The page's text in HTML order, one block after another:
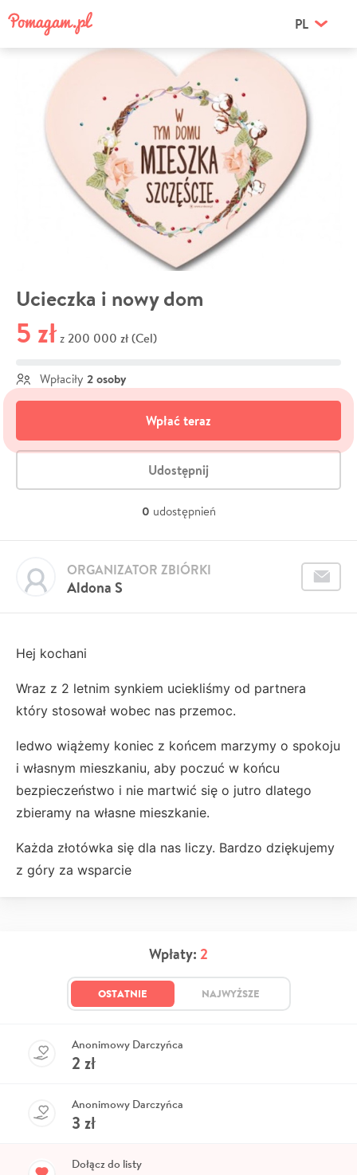
PL
Ucieczka i nowy dom
5 zł z 200 000 zł (Cel)
Wpłaciły 2 osoby
Wpłać teraz
Udostępnij
0 udostępnień
Aldona S
ORGANIZATOR ZBIÓRKI
Hej kochani
Wraz z 2 letnim synkiem uciekliśmy od partnera
który stosował wobec nas przemoc.
ledwo wiążemy koniec z końcem marzymy o spokoju
i własnym mieszkaniu, aby poczuć w końcu
bezpieczeństwo i nie martwić się o jutro dlatego
zbieramy na własne mieszkanie.
Każda złotówka się dla nas liczy. Bardzo dziękujemy
z góry za wsparcie
Wpłaty: 2
OSTATNIE NAJWYŻSZE
Anonimowy Darczyńca
2 zł
Anonimowy Darczyńca
3 zł
Dołącz do listy